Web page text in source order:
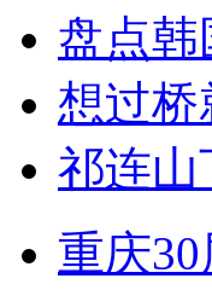
盘点韩
想过桥
祁连山
重庆